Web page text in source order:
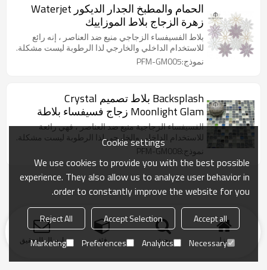
الحمام والمطبخ الجدار الديكور Waterjet
زهرة الزجاج بلاط الموزاييك
بلاط الفسيفساء الزجاجي منيع ضد العناصر ، إنه رائع
للاستخدام الداخلي والخارجي لذا الرطوبة ليست مشكلة.
نموذج:PFM-GM005
Backsplash بلاط تصميم Crystal
Moonlight Glam زجاج فسيفساء بلاطة
الفسيفساء الزجاجية منيع ضد العناصر ، فهي رائعة
للاستخدام الداخلي والخارجي لذا الرطوبة ليست مشكلة.
نموذج:PFM-GM008
منزل بحث فئة ارسال التحقيق
Cookie settings
We use cookies to provide you with the best possible
experience. They also allow us to analyze user behavior in
order to constantly improve the website for you.
Accept all
Accept Selection
Reject All
Necessary
Analytics
Preferences
Marketing